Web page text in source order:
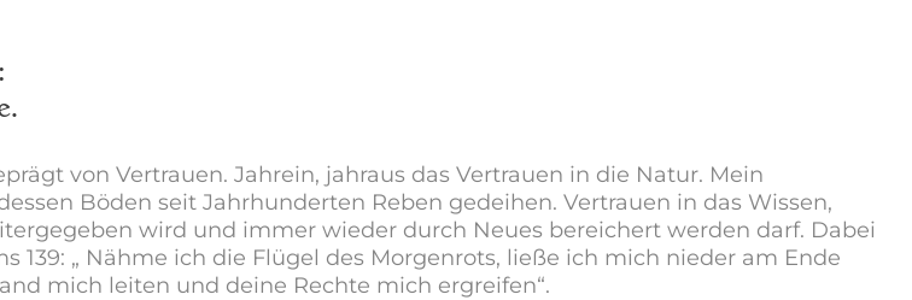
von Vertrauen. Jahrein, jahraus das Vertrauen in die Natur. Mein
Böden seit Jahrhunderten Reben gedeihen. Vertrauen in das Wissen,
wird und immer wieder durch Neues bereichert werden darf. Dabei
139: „ Nähme ich die Flügel des Morgenrots, ließe ich mich nieder am Ende
mich leiten und deine Rechte mich ergreifen“.